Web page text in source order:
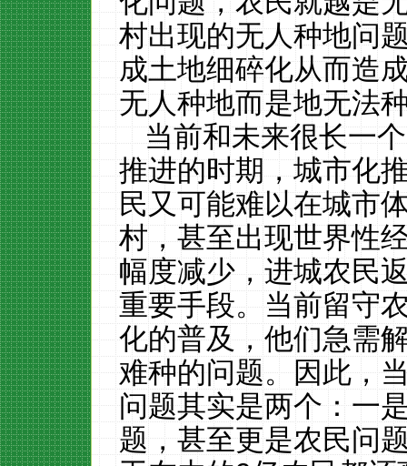
村出现的无人种地问
成土地细碎化从而造
无人种地而是地无法
当前和未来很长一
推进的时期，城市化
民又可能难以在城市
村，甚至出现世界性
幅度减少，进城农民
重要手段。当前留守
化的普及，他们急需
难种的问题。因此，
问题其实是两个：一
题，甚至更是农民问